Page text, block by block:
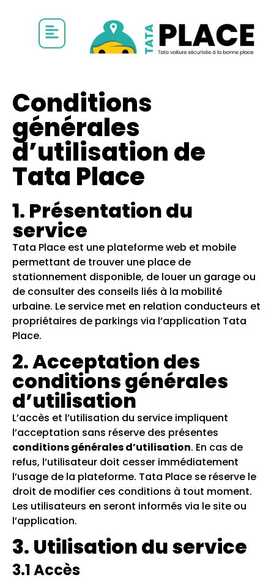
Conditions
générales
d’utilisation de
Tata Place
1. Présentation du
service
Tata Place est une plateforme web et mobile
permettant de trouver une place de
stationnement disponible, de louer un garage ou
de consulter des conseils liés à la mobilité
urbaine. Le service met en relation conducteurs et
propriétaires de parkings via l’application Tata
Place.
2. Acceptation des
conditions générales
d’utilisation
L’accès et l’utilisation du service impliquent
l’acceptation sans réserve des présentes
conditions générales d’utilisation. En cas de
refus, l’utilisateur doit cesser immédiatement
l’usage de la plateforme. Tata Place se réserve le
droit de modifier ces conditions à tout moment.
Les utilisateurs en seront informés via le site ou
l’application.
3. Utilisation du service
3.1 Accès